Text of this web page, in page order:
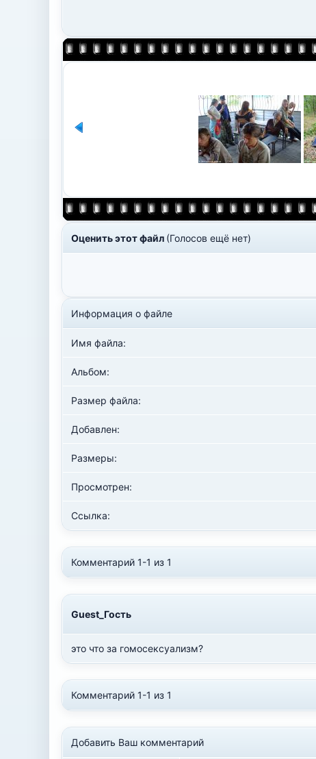
Оценить этот файл (Голосов ещё нет)
Информация о файле
Имя файла:
Альбом:
Размер файла:
Добавлен:
Размеры:
Просмотрен:
Ссылка:
Комментарий 1-1 из 1
Guest_Гость
это что за гомосексуализм?
Комментарий 1-1 из 1
Добавить Ваш комментарий